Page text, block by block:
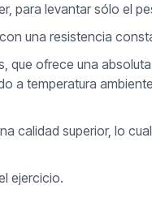
para levantar sólo el
una resistencia
ofrece una
temperatura
calidad superior, lo
ejercicio.